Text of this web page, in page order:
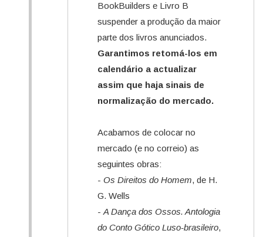
BookBuilders e Livro B
suspender a produção da maior
parte dos livros anunciados.
Garantimos retomá-los em
calendário a actualizar
assim que haja sinais de
normalização do mercado.
Acabamos de colocar no
mercado (e no correio) as
seguintes obras:
- Os Direitos do Homem, de H.
G. Wells
- A Dança dos Ossos. Antologia
do Conto Gótico Luso-brasileiro,